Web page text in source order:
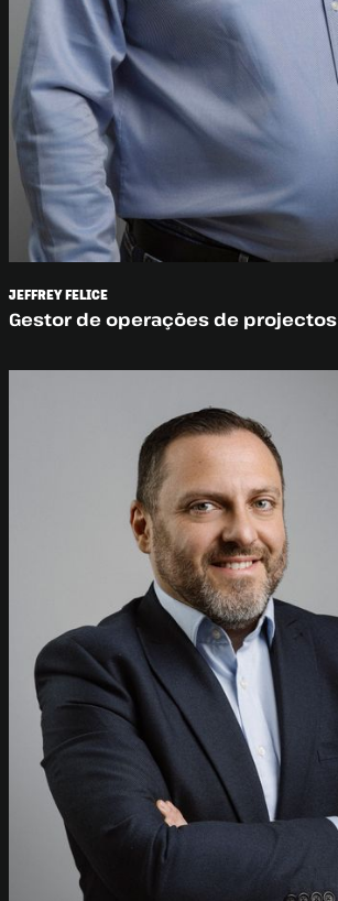
JEFFREY FELICE
Gestor de operações de projectos